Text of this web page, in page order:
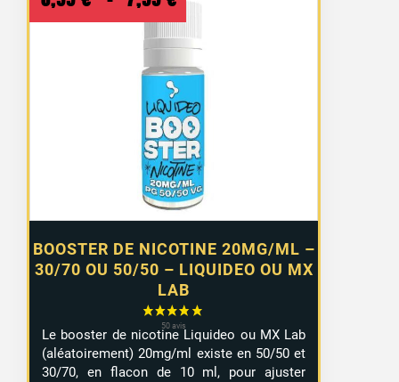
BOOSTER DE NICOTINE 20MG/ML –
30/70 OU 50/50 – LIQUIDEO OU MX
LAB
de
prix :
0,99 €
à
7,99 €
Le booster de nicotine Liquideo ou MX Lab
(aléatoirement) 20mg/ml existe en 50/50 et
30/70, en flacon de 10 ml, pour ajuster